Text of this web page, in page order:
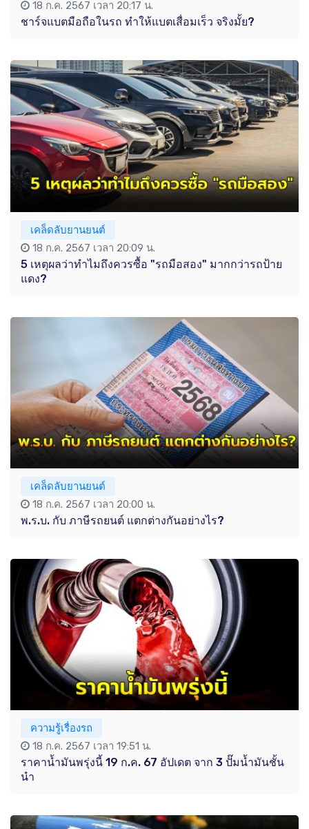
18 ก.ค. 2567 เวลา 20:17 น.
ชาร์จแบตมือถือในรถ ทำให้แบตเสื่อมเร็ว จริงมั้ย?
เคล็ดลับยานยนต์
18 ก.ค. 2567 เวลา 20:09 น.
5 เหตุผลว่าทำไมถึงควรซื้อ "รถมือสอง" มากกว่ารถป้าย
แดง?
เคล็ดลับยานยนต์
18 ก.ค. 2567 เวลา 20:00 น.
พ.ร.บ. กับ ภาษีรถยนต์ แตกต่างกันอย่างไร?
ความรู้เรื่องรถ
18 ก.ค. 2567 เวลา 19:51 น.
ราคาน้ำมันพรุ่งนี้ 19 ก.ค. 67 อัปเดต จาก 3 ปั๊มน้ำมันชั้น
นำ